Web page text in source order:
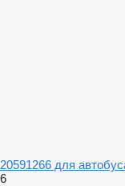
20591266 для
6